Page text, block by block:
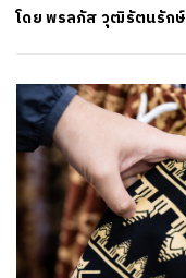
โดยพรลภัส วุฒิรัตนรักษ์